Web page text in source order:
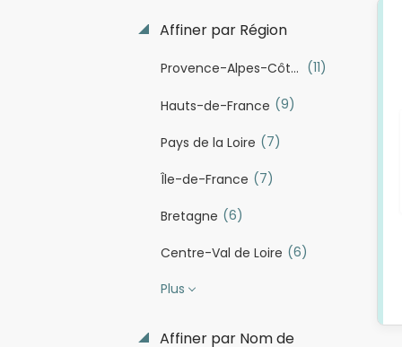
Affiner par Région
Provence-Alpes-Côte d'Azur (11)
Hauts-de-France (9)
Pays de la Loire (7)
Île-de-France (7)
Bretagne (6)
Centre-Val de Loire (6)
Plus
Affiner par Nom de